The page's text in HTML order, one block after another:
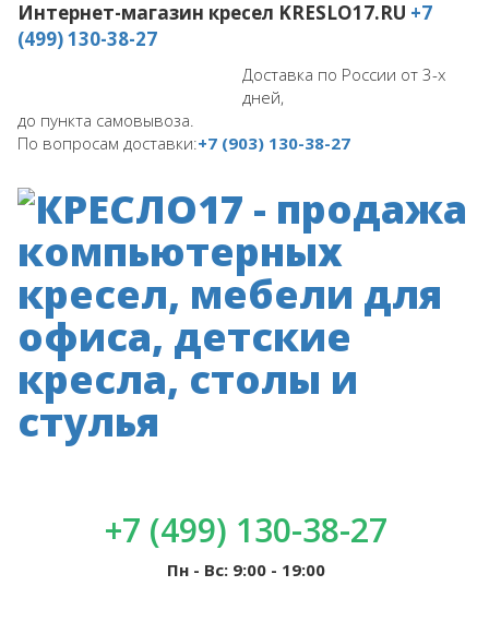
Интернет-магазин кресел KRESLO17.RU +7
(499) 130-38-27
Доставка по России от 3-х
дней,
до пункта самовывоза.
По вопросам доставки:+7 (903) 130-38-27
+7 (499) 130-38-27
Пн - Вс: 9:00 - 19:00